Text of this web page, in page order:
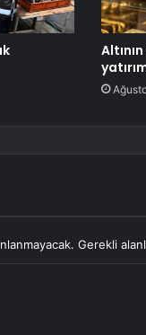
Gerekli